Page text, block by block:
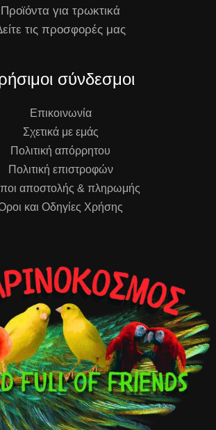
Προϊόντα για τρωκτικά
τις προσφορές μας
σύνδεσμοι
Επικοινωνία
Σχετικά με εμάς
Πολιτική απόρρητου
Πολιτική επιστροφών
αποστολής & πληρωμής
και Οδηγίες Χρήσης